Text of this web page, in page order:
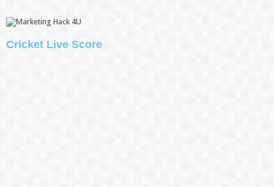
Cricket Live Score